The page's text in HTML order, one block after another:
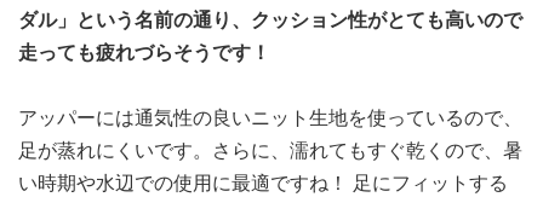
ダル」という名前の通り、クッション性がとても高いので
走っても疲れづらそうです！
アッパーには通気性の良いニット生地を使っているので、
足が蒸れにくいです。さらに、濡れてもすぐ乾くので、暑
い時期や水辺での使用に最適ですね！ 足にフィットする